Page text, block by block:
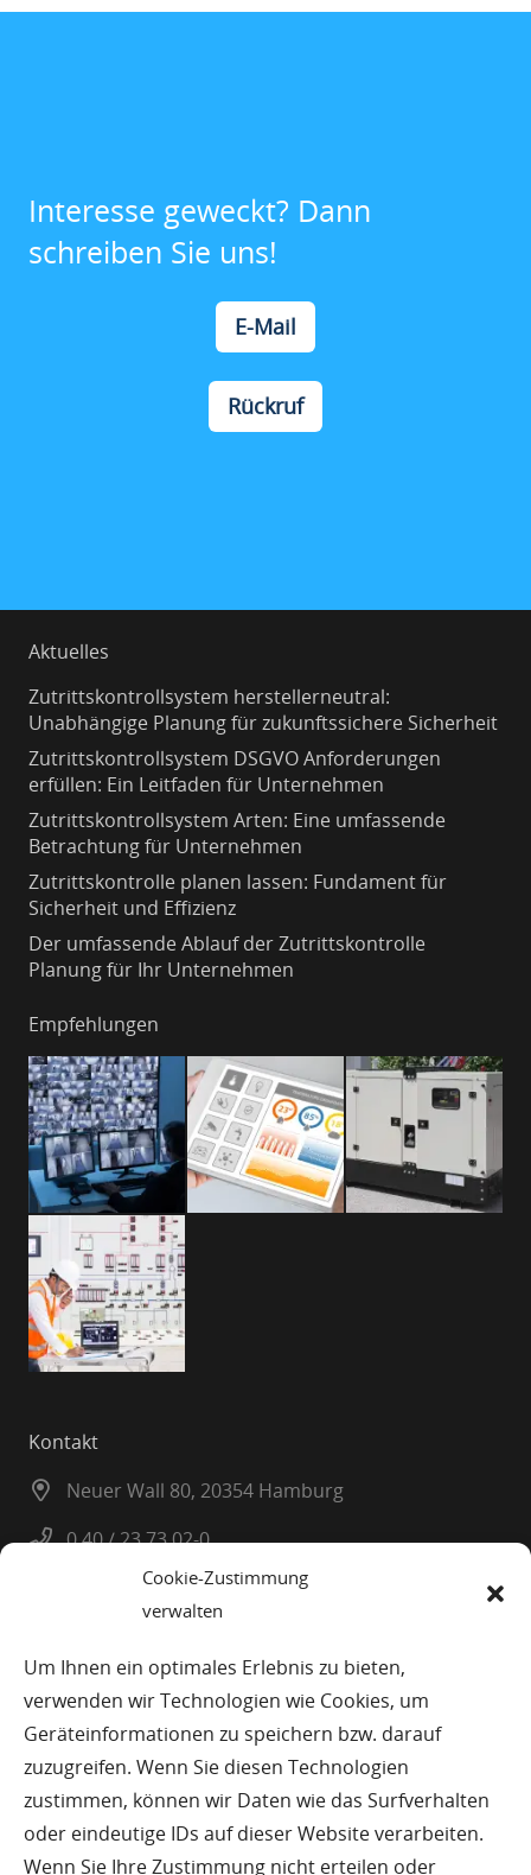
Cookie-Zustimmung
verwalten
Um Ihnen ein optimales Erlebnis zu bieten,
verwenden wir Technologien wie Cookies, um
Geräteinformationen zu speichern bzw. darauf
zuzugreifen. Wenn Sie diesen Technologien
zustimmen, können wir Daten wie das Surfverhalten
oder eindeutige IDs auf dieser Website verarbeiten.
Wenn Sie Ihre Zustimmung nicht erteilen oder
Interesse geweckt? Dann
schreiben Sie uns!
E-Mail
Rückruf
Aktuelles
Zutrittskontrollsystem herstellerneutral:
Unabhängige Planung für zukunftssichere Sicherheit
Zutrittskontrollsystem DSGVO Anforderungen
erfüllen: Ein Leitfaden für Unternehmen
Zutrittskontrollsystem Arten: Eine umfassende
Betrachtung für Unternehmen
Zutrittskontrolle planen lassen: Fundament für
Sicherheit und Effizienz
Der umfassende Ablauf der Zutrittskontrolle
Planung für Ihr Unternehmen
Empfehlungen
Kontakt
Neuer Wall 80, 20354 Hamburg
0 40 / 23 73 02-0
0 40 / 23 08 25
© Planatel Planungs-und Beratungsges. mbH
Impressum
Datenschutz